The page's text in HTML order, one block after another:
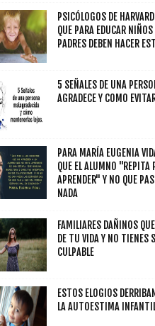
PSICÓLOGOS DE
QUE PARA EDUCAR
PADRES DEBEN HACER
5 SEÑALES DE UNA
AGRADECE Y COMO
PARA MARÍA EUGENIA
QUE EL ALUMNO "REPITA
APRENDER" Y NO QUE
NADA
FAMILIARES DAÑINOS
DE TU VIDA Y NO TIENES
CULPABLE
ESTOS ELOGIOS
LA AUTOESTIMA